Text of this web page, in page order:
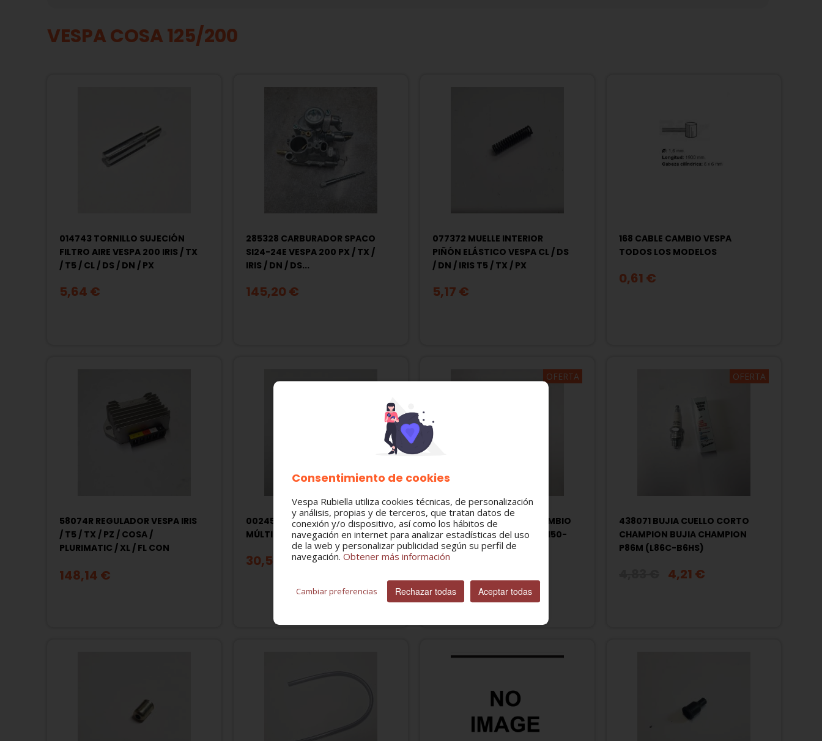
VESPA COSA 125/200
014743 TORNILLO SUJECIÓN
FILTRO AIRE VESPA 200 IRIS / TX
/ T5 / CL / DS / DN / PX
5,64 €
285328 CARBURADOR SPACO
SI24-24E VESPA 200 PX / TX /
IRIS / DN / DS...
145,20 €
077372 MUELLE INTERIOR
PIÑÓN ELÁSTICO VESPA CL / DS
/ DN / IRIS T5 / TX / PX
5,17 €
168 CABLE CAMBIO VESPA
TODOS LOS MODELOS
0,61 €
58074R REGULADOR VESPA IRIS
/ T5 / TX / PZ / COSA /
PLURIMATIC / XL / FL CON
148,14 €
002457 KIT 25 RODILLOS EJE
MÚLTIPLE VESPA
30,55 €
OFERTA
2232324 EJE CRUCETA CAMBIO
VESPA IRIS, T5, TX, PX 125-150-
200
OFERTA
438071 BUJIA CUELLO CORTO
CHAMPION BUJIA CHAMPION
P86M (L86C-B6HS)
4,21 €
Consentimiento de cookies
Vespa Rubiella utiliza cookies técnicas, de personalización
y análisis, propias y de terceros, que tratan datos de
conexión y/o dispositivo, así como los hábitos de
navegación en internet para analizar estadísticas del uso
de la web y personalizar publicidad según su perfil de
navegación. Obtener más información
Cambiar preferencias Rechazar todas Aceptar todas